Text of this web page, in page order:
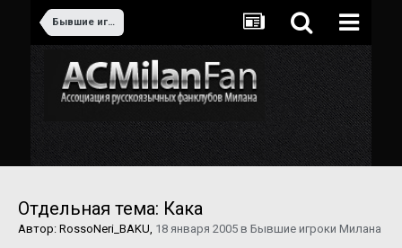
Бывшие игроки Милана
Отдельная тема: Кака
Автор: RossoNeri_BAKU, 18 января 2005 в Бывшие игроки Милана